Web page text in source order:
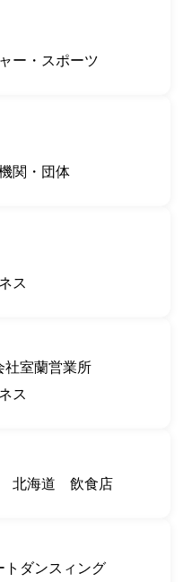
ー・スポーツ
関・団体
ス
社室蘭営業所
ス
北海道 飲食店
トダンスィング